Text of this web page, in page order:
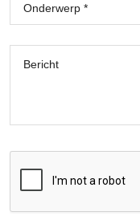
Onderwerp *
Bericht